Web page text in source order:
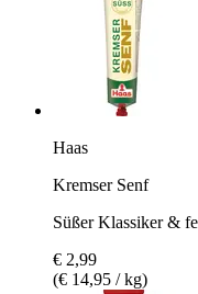
Haas
Kremser Senf
Süßer Klassiker &
€ 2,99
(€ 14,95 / kg)